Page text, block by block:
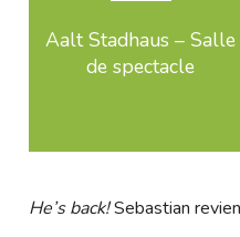
Aalt Stadhaus – Salle
de spectacle
He’s back!Sebastian